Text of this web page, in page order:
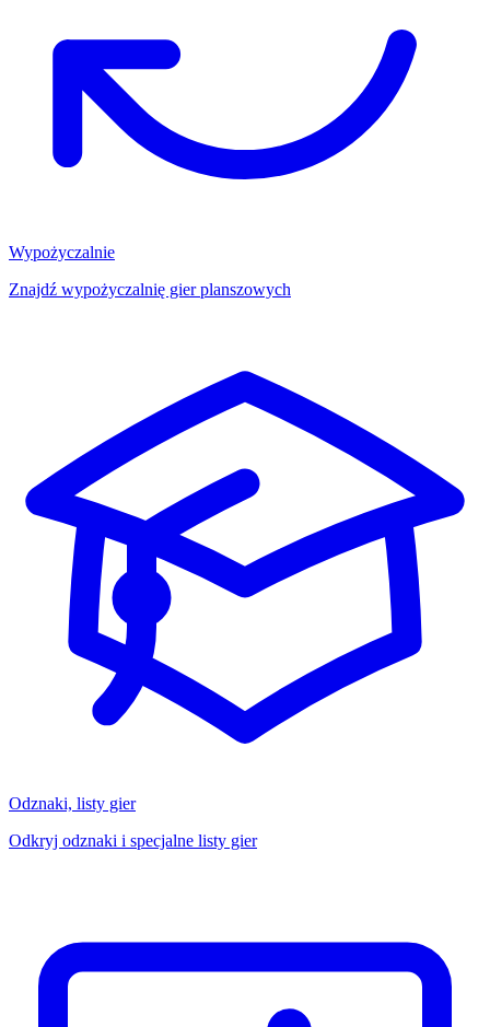
Wypożyczalnie
Znajdź wypożyczalnię gier planszowych
Odznaki, listy gier
Odkryj odznaki i specjalne listy gier